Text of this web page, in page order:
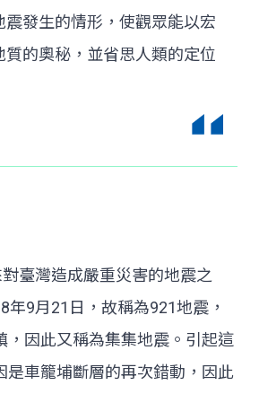
震發生的情形，使觀眾能以宏
質的奧秘，並省思人類的定位
臺灣造成嚴重災害的地震之
年9月21日，故稱為921地震，
，因此又稱為集集地震。引起這
是車籠埔斷層的再次錯動，因此